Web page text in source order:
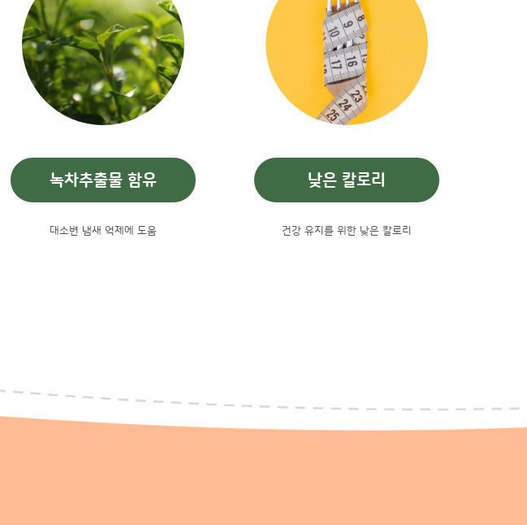
녹차추출물 함유
대소변 냄새 억제에 도움
낮은 칼로리
건강 유지를 위한 낮은 칼로리